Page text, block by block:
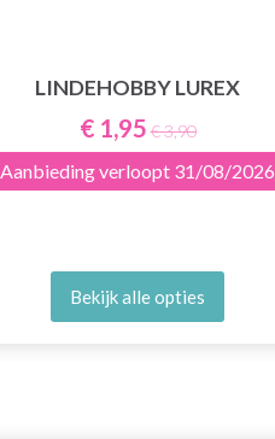
LINDEHOBBY LUREX
€ 1,95 € 3,90
Aanbieding verloopt 31/08/2026
Bekijk alle opties